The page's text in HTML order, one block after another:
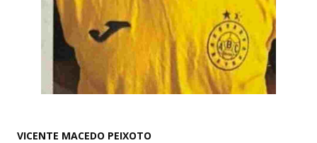
VICENTE MACEDO PEIXOTO